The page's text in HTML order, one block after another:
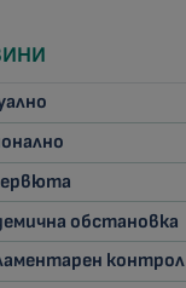
обстановка
контрол